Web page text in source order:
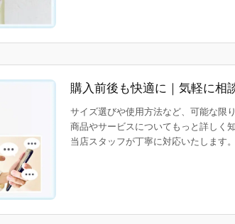
購入前後も快適に｜気軽に相
サイズ選びや使用方法など、可能な限
商品やサービスについてもっと詳しく
当店スタッフが丁寧に対応いたします。